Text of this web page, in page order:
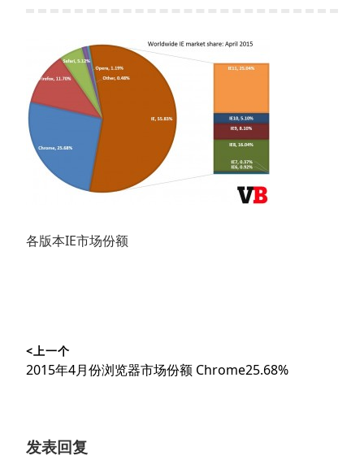
各版本IE市场份额
章
<上一个
上
2015年4月份浏览器市场份额 Chrome25.68%
发表回复